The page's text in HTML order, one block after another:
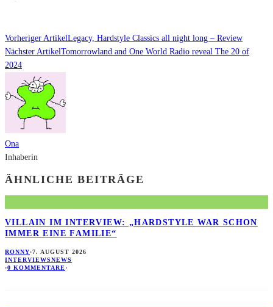
Vorheriger ArtikelLegacy, Hardstyle Classics all night long – Review
Nächster ArtikelTomorrowland and One World Radio reveal The 20 of
2024
Ona
Inhaberin
ÄHNLICHE BEITRÄGE
VILLAIN IM INTERVIEW: „HARDSTYLE WAR SCHON
IMMER EINE FAMILIE“
RONNY·7. AUGUST 2026
INTERVIEWSNEWS
·0 KOMMENTARE·